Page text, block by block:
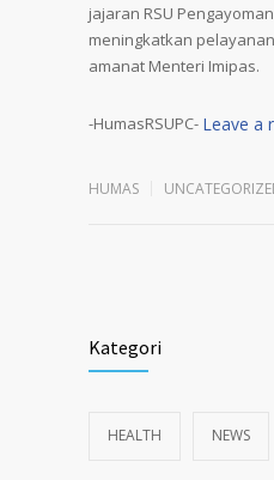
jajaran RSU
meningkatkan
amanat Menteri Imipas.
-HumasRSUPC- Leave a
HUMAS
Kategori
HEALTH NEWS